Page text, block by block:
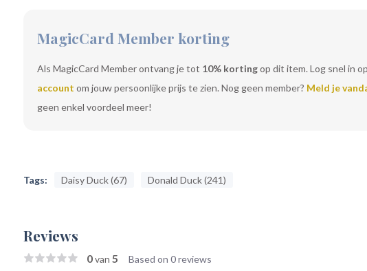
MagicCard Member korting
Als MagicCard Member ontvang je tot 10% kortingop dit item. Log snel in
account om jouw persoonlijke prijs te zien. Nog geen member? Meld je
geen enkel voordeel meer!
Tags: Daisy Duck (67) Donald Duck (241)
Reviews
0van 5 Based on 0 reviews